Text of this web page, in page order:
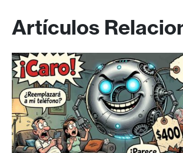
Artículos